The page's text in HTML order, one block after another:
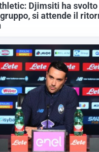
Djimsiti ha svolto
si attende il